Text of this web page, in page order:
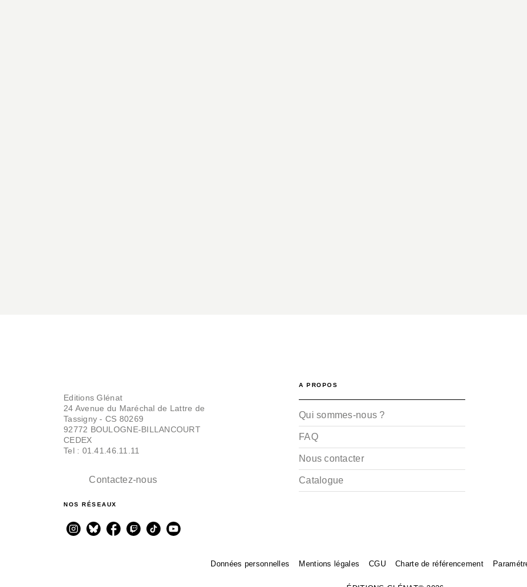
Editions Glénat
24 Avenue du Maréchal de Lattre de
Tassigny - CS 80269
92772 BOULOGNE-BILLANCOURT
CEDEX
Tel : 01.41.46.11.11
Contactez-nous
NOS RÉSEAUX
A PROPOS
Qui sommes-nous ?
FAQ
Nous contacter
Catalogue
Données personnelles Mentions légales CGU Charte de référencement